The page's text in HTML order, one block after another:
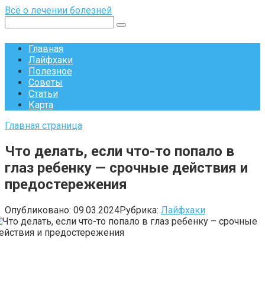
Перейти
контенту
Всё о лечении болезней
Главная
Лайфхаки
Полезное
Советы
Статьи
Карта
Главная страница
Что делать, если что-то попало в
глаз ребенку — срочные действия и
предостережения
Опубликовано: 09.03.2024Рубрика: Лайфхаки